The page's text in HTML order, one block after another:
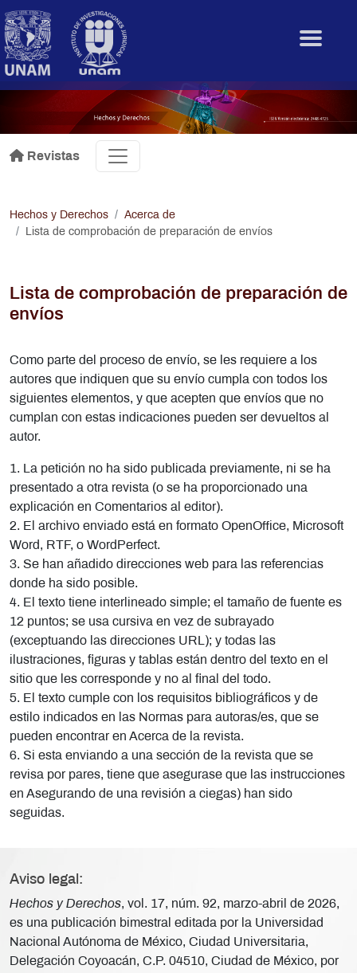
.
Revistas
Hechos y Derechos
Acerca de
Lista de comprobación de preparación de envíos
Lista de comprobación de preparación de
envíos
Como parte del proceso de envío, se les requiere a los
autores que indiquen que su envío cumpla con todos los
siguientes elementos, y que acepten que envíos que no
cumplan con estas indicaciones pueden ser devueltos al
autor.
1. La petición no ha sido publicada previamente, ni se ha
presentado a otra revista (o se ha proporcionado una
explicación en Comentarios al editor).
2. El archivo enviado está en formato OpenOffice, Microsoft
Word, RTF, o WordPerfect.
3. Se han añadido direcciones web para las referencias
donde ha sido posible.
4. El texto tiene interlineado simple; el tamaño de fuente es
12 puntos; se usa cursiva en vez de subrayado
(exceptuando las direcciones URL); y todas las
ilustraciones, figuras y tablas están dentro del texto en el
sitio que les corresponde y no al final del todo.
5. El texto cumple con los requisitos bibliográficos y de
estilo indicados en las Normas para autoras/es, que se
pueden encontrar en Acerca de la revista.
6. Si esta enviando a una sección de la revista que se
revisa por pares, tiene que asegurase que las instrucciones
en Asegurando de una revisión a ciegas) han sido
seguidas.
Aviso legal:
Hechos y Derechos, vol. 17, núm. 92, marzo-abril de 2026,
es una publicación bimestral editada por la Universidad
Nacional Autónoma de México, Ciudad Universitaria,
Delegación Coyoacán, C.P. 04510, Ciudad de México, por